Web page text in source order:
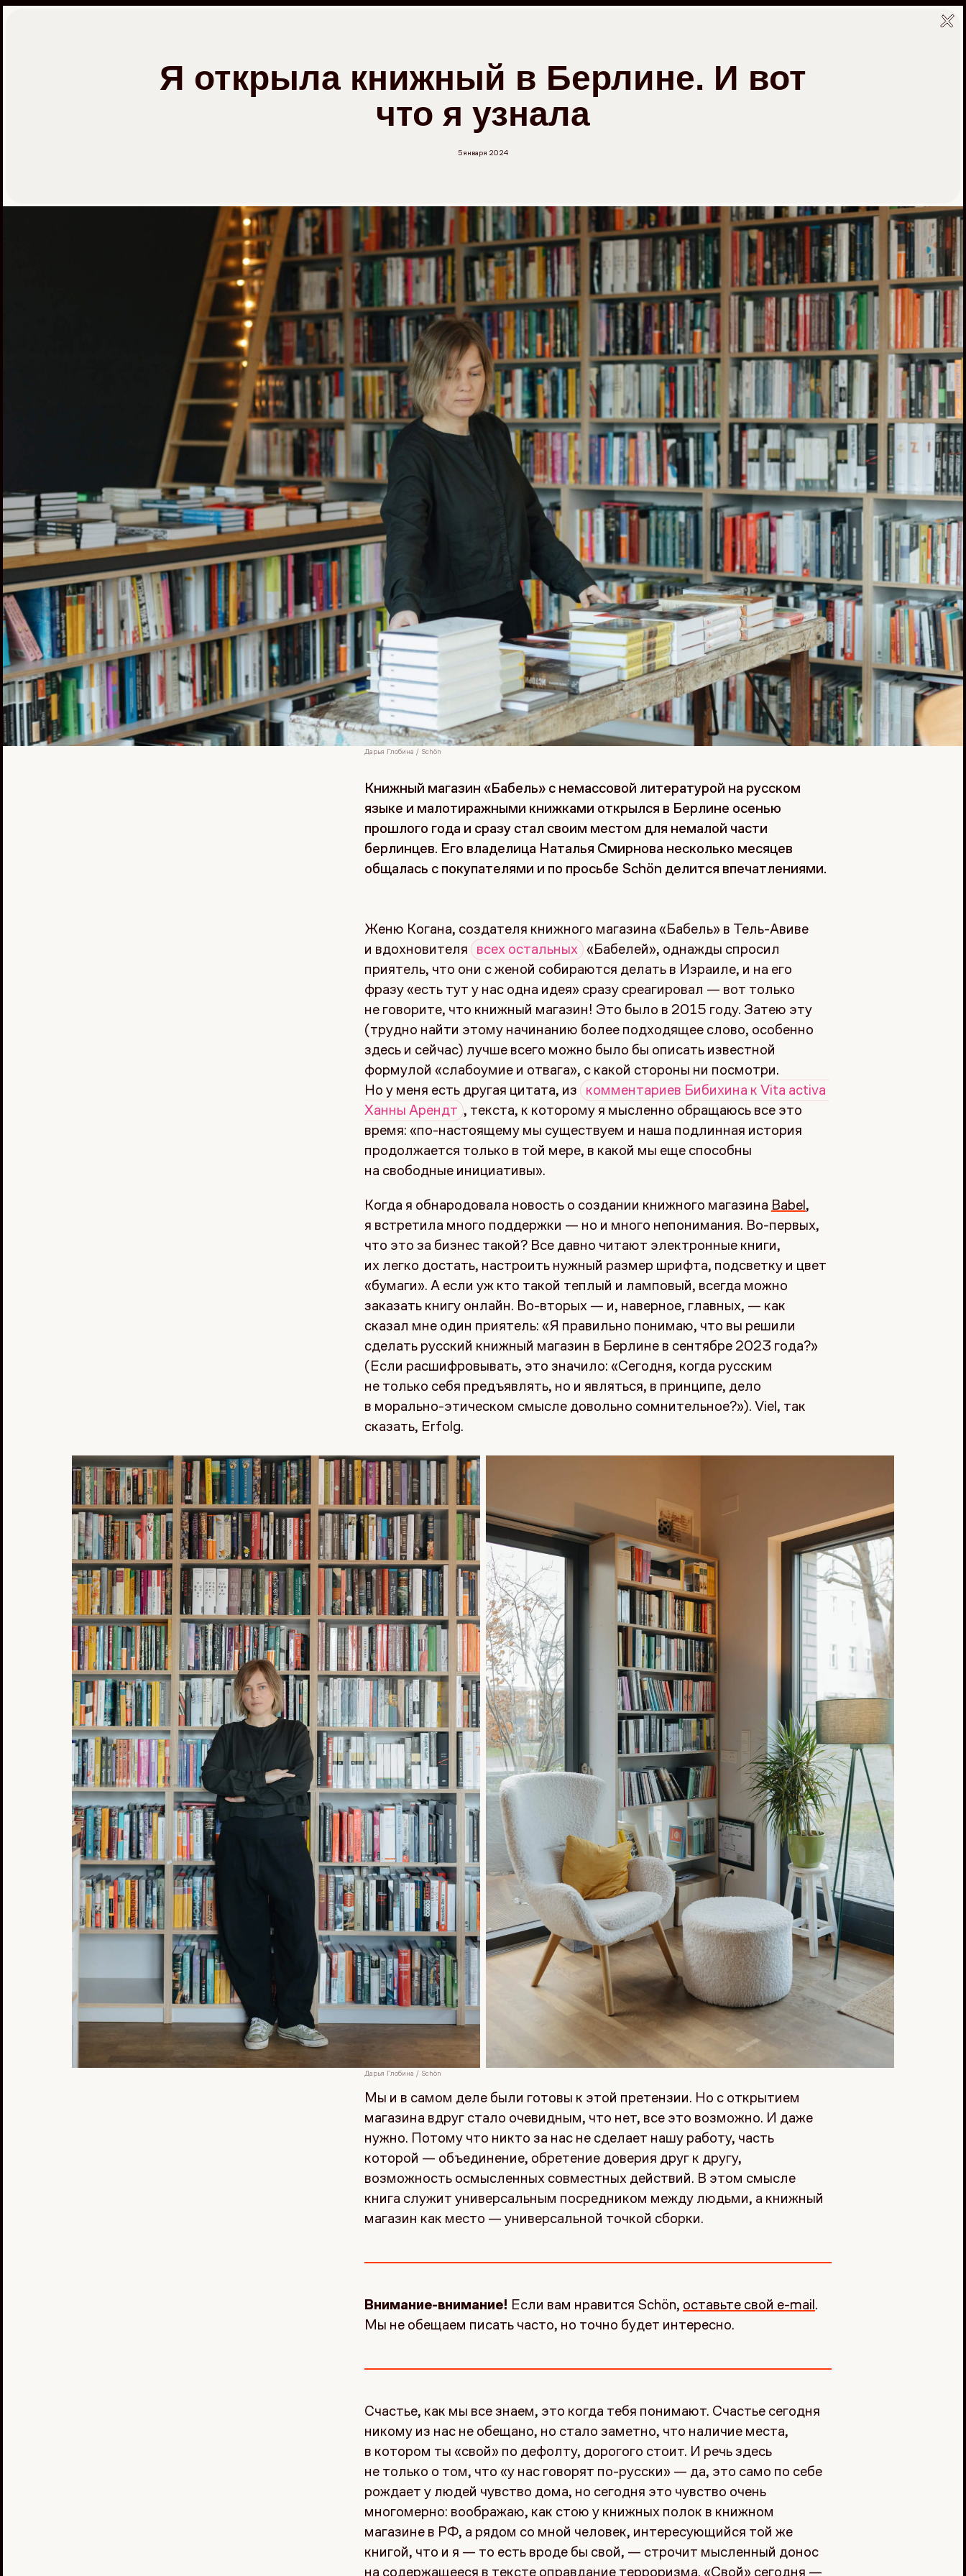
Перейти
Я открыла книжный в Берлине. И вот
что я узнала
5 января 2024
Дарья Глобина / Schön
Книжный магазин «Бабель» с немассовой литературой на русском
языке и малотиражными книжками открылся в Берлине осенью
прошлого года и сразу стал своим местом для немалой части
берлинцев. Его владелица Наталья Смирнова несколько месяцев
общалась с покупателями и по просьбе Schön делится впечатлениями.
Женю Когана, создателя книжного магазина «Бабель» в Тель-Авиве
и вдохновителя
всех остальных «Бабелей», однажды спросил
приятель, что они с женой собираются делать в Израиле, и на его
фразу «есть тут у нас одна идея» сразу среагировал — вот только
не говорите, что книжный магазин! Это было в 2015 году. Затею эту
(трудно найти этому начинанию более подходящее слово, особенно
здесь и сейчас) лучше всего можно было бы описать известной
формулой «слабоумие и отвага», с какой стороны ни посмотри.
Но у меня есть другая цитата, из
комментариев Бибихина к Vita activa
Ханны Арендт , текста, к которому я мысленно обращаюсь все это
время: «по-настоящему мы существуем и наша подлинная история
продолжается только в той мере, в какой мы еще способны
на свободные инициативы».
Когда я обнародовала новость о создании книжного магазина Babel,
я встретила много поддержки — но и много непонимания. Во-первых,
что это за бизнес такой? Все давно читают электронные книги,
их легко достать, настроить нужный размер шрифта, подсветку и цвет
«бумаги». А если уж кто такой теплый и ламповый, всегда можно
заказать книгу онлайн. Во-вторых — и, наверное, главных, — как
сказал мне один приятель: «Я правильно понимаю, что вы решили
сделать русский книжный магазин в Берлине в сентябре 2023 года?»
(Если расшифровывать, это значило: «Сегодня, когда русским
не только себя предъявлять, но и являться, в принципе, дело
в морально-этическом смысле довольно сомнительное?»). Viel, так
сказать, Erfolg.
Дарья Глобина / Schön
Мы и в самом деле были готовы к этой претензии. Но с открытием
магазина вдруг стало очевидным, что нет, все это возможно. И даже
нужно. Потому что никто за нас не сделает нашу работу, часть
которой — объединение, обретение доверия друг к другу,
возможность осмысленных совместных действий. В этом смысле
книга служит универсальным посредником между людьми, а книжный
магазин как место — универсальной точкой сборки.
Внимание-внимание! Если вам нравится Schön, оставьте свой e-mail.
Мы не обещаем писать часто, но точно будет интересно.
Счастье, как мы все знаем, это когда тебя понимают. Счастье сегодня
никому из нас не обещано, но стало заметно, что наличие места,
в котором ты «свой» по дефолту, дорогого стоит. И речь здесь
не только о том, что «у нас говорят по-русски» — да, это само по себе
рождает у людей чувство дома, но сегодня это чувство очень
многомерно: воображаю, как стою у книжных полок в книжном
магазине в РФ, а рядом со мной человек, интересующийся той же
книгой, что и я — то есть вроде бы свой, — строчит мысленный донос